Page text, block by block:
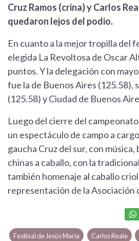
Cruz Ramos (crina) y Carlos
quedaron lejos del podio.
En cuanto a la mejor tropilla del
elegida La Revoltosa de Oscar
puntos. Y la delegación con
fue la de Buenos Aires (125.58),
(125.58) y Ciudad de Buenos
Luego del cierre del
un espectáculo de campo a
gaucha Cruz del sur, con música,
chinas a caballo, con la
también homenaje al caballo
representación de la Asociación
Festival de Jesús María Carlos Reale